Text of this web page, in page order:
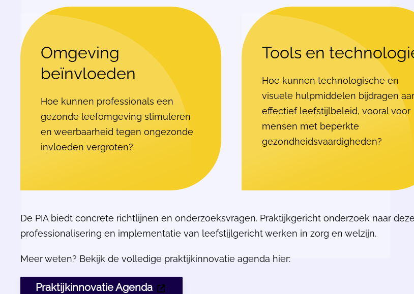
Omgeving
beïnvloeden
Hoe kunnen professionals een
gezonde leefomgeving stimuleren
en weerbaarheid tegen ongezonde
invloeden vergroten?
Tools en
Hoe kunnen technologische en
visuele hulpmiddelen bijdragen
effectief leefstijlbeleid, vooral voor
mensen met beperkte
gezondheidsvaardigheden?
De PIA biedt concrete richtlijnen en onderzoeksvragen. Praktijkgericht onderzoek naar
professionalisering en implementatie van leefstijlgericht werken in zorg en welzijn.
Meer weten? Bekijk de volledige praktijkinnovatie agenda hier:
Praktijkinnovatie Agenda